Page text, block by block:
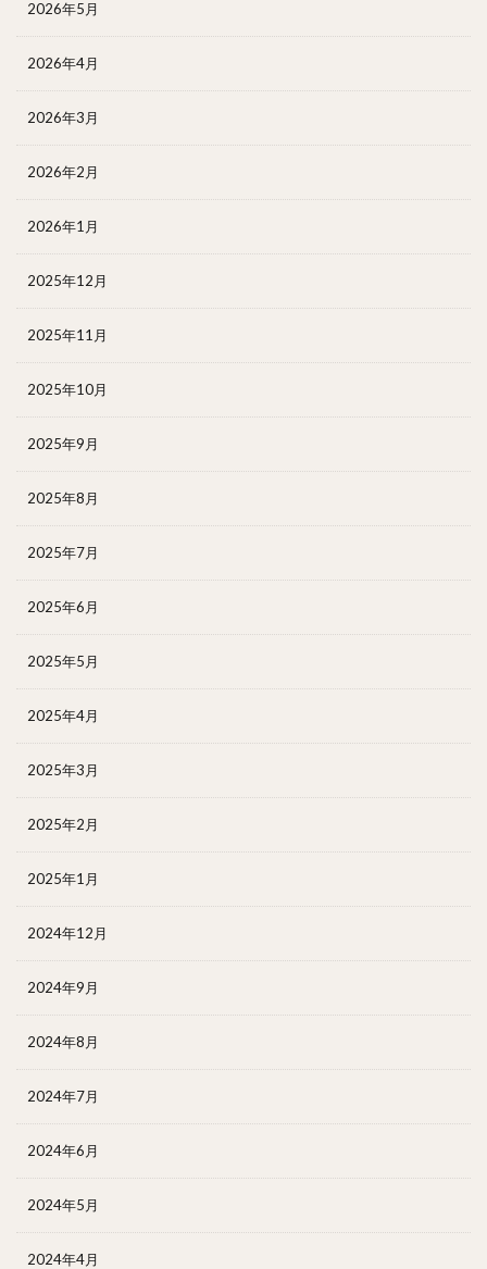
2026年5月
2026年4月
2026年3月
2026年2月
2026年1月
2025年12月
2025年11月
2025年10月
2025年9月
2025年8月
2025年7月
2025年6月
2025年5月
2025年4月
2025年3月
2025年2月
2025年1月
2024年12月
2024年9月
2024年8月
2024年7月
2024年6月
2024年5月
2024年4月